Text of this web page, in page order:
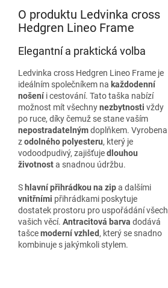
O produktu Ledvinka cross
Hedgren Lineo Frame
Elegantní a praktická volba
Ledvinka cross Hedgren Lineo Frame je
ideálním společníkem na každodenní
nošení i cestování. Tato taška nabízí
možnost mít všechnynezbytnosti vždy
po ruce, díky čemuž se stane vaším
nepostradatelnýmdoplňkem. Vyrobena
zodolného polyesteru, který je
vodoodpudivý, zajišťujedlouhou
životnosta snadnou údržbu.
S hlavní přihrádkou na zipa dalšími
vnitřními přihrádkami poskytuje
dostatek prostoru pro uspořádání všech
vašich věcí. Antracitová barva dodává
tašcemoderní vzhled, který se snadno
kombinuje s jakýmkoli stylem.